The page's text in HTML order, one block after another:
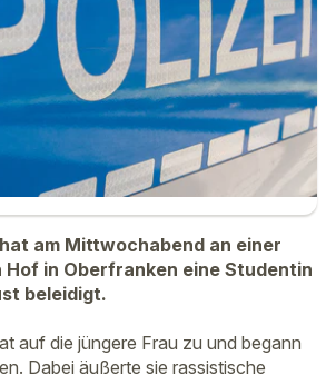
am Mittwochabend an einer
Hof in Oberfranken eine Studentin
beleidigt.
auf die jüngere Frau zu und begann
Dabei äußerte sie rassistische